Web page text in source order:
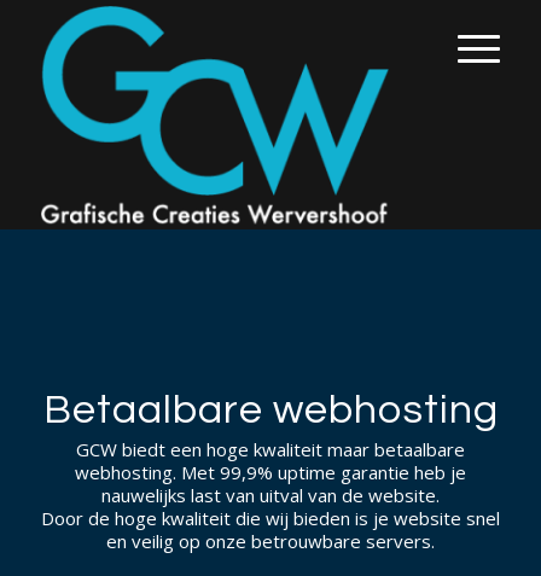
Betaalbare webhosting
GCW biedt een hoge kwaliteit maar betaalbare
webhosting. Met 99,9% uptime garantie heb je
nauwelijks last van uitval van de website.
Door de hoge kwaliteit die wij bieden is je website snel
en veilig op onze betrouwbare servers.